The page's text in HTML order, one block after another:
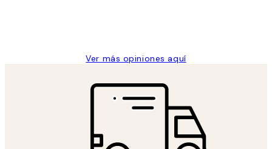
Ver más opiniones aquí